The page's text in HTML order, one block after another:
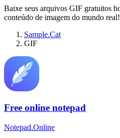
Baixe seus arquivos GIF gratuitos
conteúdo de imagem do mundo real!
Sample.Cat
GIF
Free online notepad
Notepad.Online